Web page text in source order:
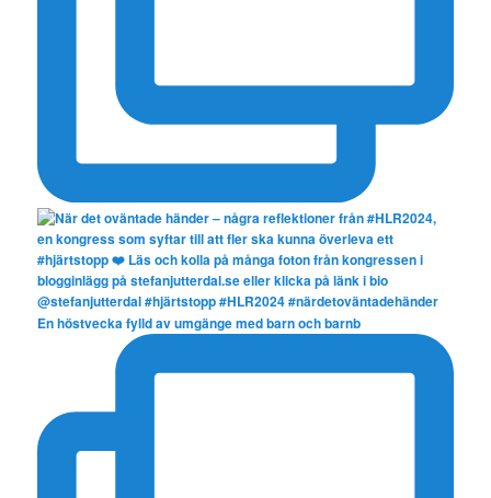
En höstvecka fylld av umgänge med barn och barnb